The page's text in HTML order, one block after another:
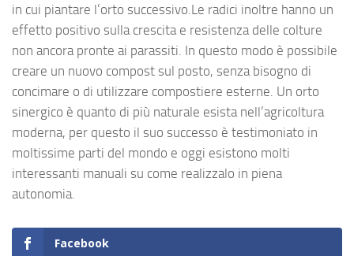
in cui piantare l’orto successivo.Le radici inoltre hanno un
effetto positivo sulla crescita e resistenza delle colture
non ancora pronte ai parassiti. In questo modo è possibile
creare un nuovo compost sul posto, senza bisogno di
concimare o di utilizzare compostiere esterne. Un orto
sinergico è quanto di più naturale esista nell’agricoltura
moderna, per questo il suo successo è testimoniato in
moltissime parti del mondo e oggi esistono molti
interessanti manuali su come realizzalo in piena
autonomia.
Facebook